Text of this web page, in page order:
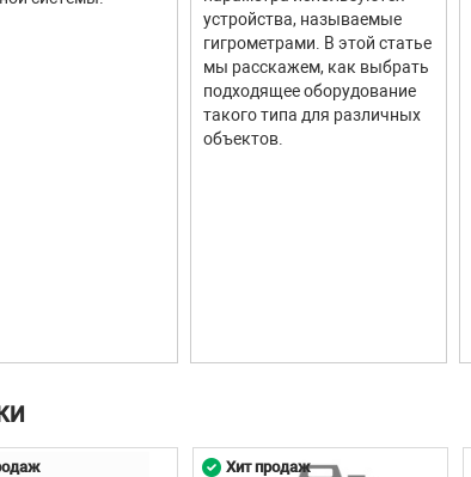
устройства, называемые
гигрометрами. В этой статье
мы расскажем, как выбрать
подходящее оборудование
такого типа для различных
объектов.
Хит продаж